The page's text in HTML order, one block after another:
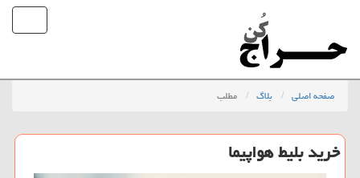
صفحه اصلی بلاگ مطلب
خرید بلیط هواپیما